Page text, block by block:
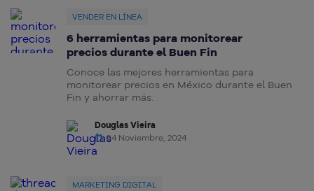
VENDER EN LÍNEA
6 herramientas para monitorear
precios durante el Buen Fin
Conoce las mejores herramientas para
monitorear precios en México durante el Buen
Fin y ahorrar más.
Douglas Vieira
04 Noviembre, 2024
MARKETING DIGITAL